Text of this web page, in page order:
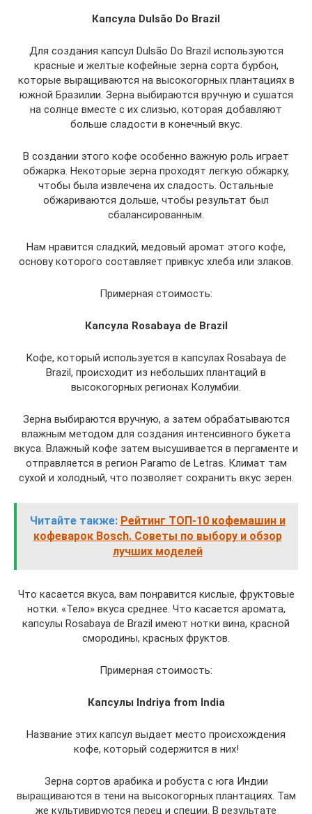
Капсула Dulsão Do Brazil
Для создания капсул Dulsão Do Brazil используются
красные и желтые кофейные зерна сорта бурбон,
которые выращиваются на высокогорных плантациях в
южной Бразилии. Зерна выбираются вручную и сушатся
на солнце вместе с их слизью, которая добавляют
больше сладости в конечный вкус.
В создании этого кофе особенно важную роль играет
обжарка. Некоторые зерна проходят легкую обжарку,
чтобы была извлечена их сладость. Остальные
обжариваются дольше, чтобы результат был
сбалансированным.
Нам нравится сладкий, медовый аромат этого кофе,
основу которого составляет привкус хлеба или злаков.
Примерная стоимость:
Капсула Rosabaya de Brazil
Кофе, который используется в капсулах Rosabaya de
Brazil, происходит из небольших плантаций в
высокогорных регионах Колумбии.
Зерна выбираются вручную, а затем обрабатываются
влажным методом для создания интенсивного букета
вкуса. Влажный кофе затем высушивается в пергаменте и
отправляется в регион Paramo de Letras. Климат там
сухой и холодный, что позволяет сохранить вкус зерен.
Читайте также: Рейтинг ТОП-10 кофемашин и
кофеварок Bosch. Советы по выбору и обзор
лучших моделей
Что касается вкуса, вам понравится кислые, фруктовые
нотки. «Тело» вкуса среднее. Что касается аромата,
капсулы Rosabaya de Brazil имеют нотки вина, красной
смородины, красных фруктов.
Примерная стоимость:
Капсулы Indriya from India
Название этих капсул выдает место происхождения
кофе, который содержится в них!
Зерна сортов арабика и робуста с юга Индии
выращиваются в тени на высокогорных плантациях. Там
же культивируются перец и специи. В результате